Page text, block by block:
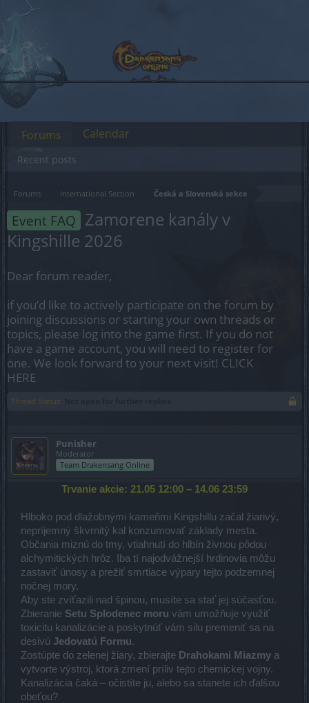
Forums International Section Česká a Slovenská sekce
Event FAQ Zamorene kanály v
Kingshille 2026
Dear forum reader,
if you’d like to actively participate on the forum by
joining discussions or starting your own threads or
topics, please log into the game first. If you do not
have a game account, you will need to register for
one. We look forward to your next visit! CLICK
HERE
Thread Status:
Punisher
Moderator
Team Drakensang Online
Trvanie akcie: 21.05 12:00 – 14.06 23:59
Hlboko pod dlažobnými kameňmi Kingshillu začal žiarivý,
nepríjemný škvrnitý kal konzumovať základy mesta.
Občania miznú do tmy, vtiahnutí do hlbín živnou pôdou
alchymitických hrôz. Iba tí najodvážnejší hrdinovia môžu
zastaviť únosy a prežiť smrtiace výpary tejto podzemnej
nočnej mory.
Aby ste zvíťazili nad špinou, musíte sa stať jej súčasťou.
Zbieranie Setu Splodenec moru vám umožňuje využiť
toxicitu kanalizácie a poskytnúť vám silu premeniť sa na
desivú Jedovatú Formu.
Zostúpte do zelenej žiary, zbierajte Drahokami Miazmy a
vytvorte výstroj, ktorá zmení príliv tejto chemickej vojny.
Kanalizácia čaká – očistíte ju, alebo sa stanete ich ďalšou
obeťou?
Forums
Recent posts
Calendar